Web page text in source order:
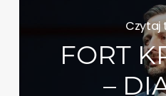
Czytaj
FORT
–